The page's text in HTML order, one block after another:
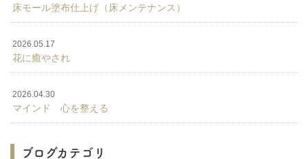
床モール塗布仕上げ（床メンテナンス）
2026.05.17
花に癒やされ
2026.04.30
マインド 心を整える
ブログカテゴリ